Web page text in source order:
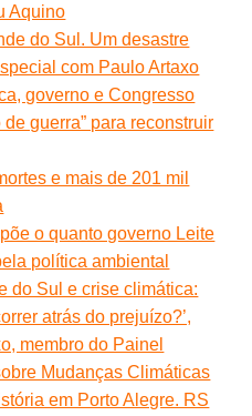
Aquino
do Sul. Um desastre
com Paulo Artaxo
governo e Congresso
guerra” para reconstruir
e mais de 201 mil
o quanto governo Leite
política ambiental
do Sul e crise climática:
atrás do prejuízo?’,
membro do Painel
Mudanças Climáticas
em Porto Alegre. RS